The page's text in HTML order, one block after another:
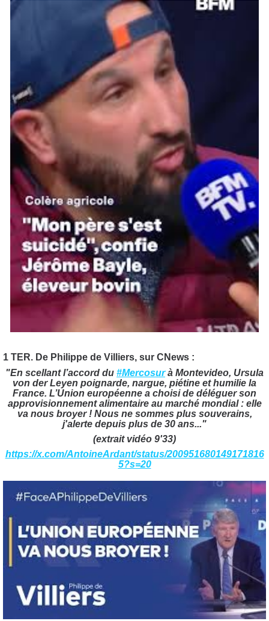
1 TER. De Philippe de Villiers, sur CNews :
"En scellant l’accord du #Mercosurà Montevideo, Ursula
von der Leyen poignarde, nargue, piétine et humilie la
France. L’Union européenne a choisi de déléguer son
approvisionnement alimentaire au marché mondial : elle
va nous broyer ! Nous ne sommes plus souverains,
j'alerte depuis plus de 30 ans..."
(extrait vidéo 9'33)
https://x.com/AntoineArdant/status/200951680149171816
5?s=20